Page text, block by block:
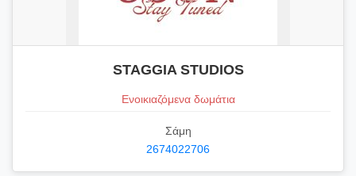
STAGGIA STUDIOS
Ενοικιαζόμενα δωμάτια
Σάμη
2674022706